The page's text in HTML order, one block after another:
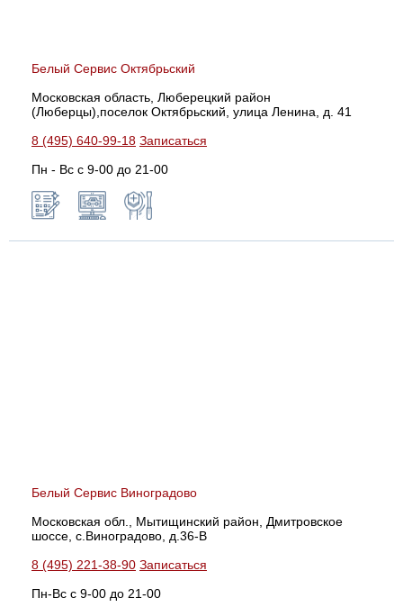
Белый Сервис Октябрьский
Московская область, Люберецкий район
(Люберцы),поселок Октябрьский, улица Ленина, д. 41
8 (495) 640-99-18 Записаться
Пн - Вс с 9-00 до 21-00
Белый Сервис Виноградово
Московская обл., Мытищинский район, Дмитровское
шоссе, с.Виноградово, д.36-В
8 (495) 221-38-90 Записаться
Пн-Вс с 9-00 до 21-00